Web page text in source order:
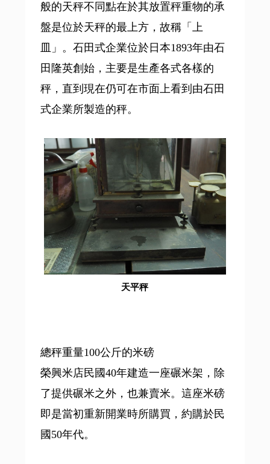
般的天秤不同點在於其放置秤重物的承
盤是位於天秤的最上方，故稱「上
皿」。石田式企業位於日本1893年由石
田隆英創始，主要是生產各式各樣的
秤，直到現在仍可在市面上看到由石田
式企業所製造的秤。
天平秤
總秤重量100公斤的米磅
榮興米店民國40年建造一座碾米架，除
了提供碾米之外，也兼賣米。這座米磅
即是當初重新開業時所購買，約購於民
國50年代。